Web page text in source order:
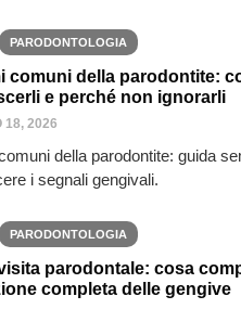
PARODONTOLOGIA
comuni della parodontite:
e perché non ignorarli
18, 2026
della parodontite: guida
i segnali gengivali.
PARODONTOLOGIA
parodontale: cosa
completa delle gengive